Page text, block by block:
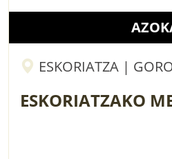
ESKORIATZA |
ESKORIATZAKO